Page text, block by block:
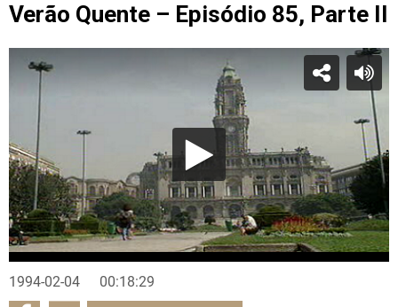
Verão Quente – Episódio 85, Parte II
1994-02-04 00:18:29